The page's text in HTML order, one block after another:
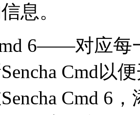
息。
6——对应每
Cmd以
Cmd 6